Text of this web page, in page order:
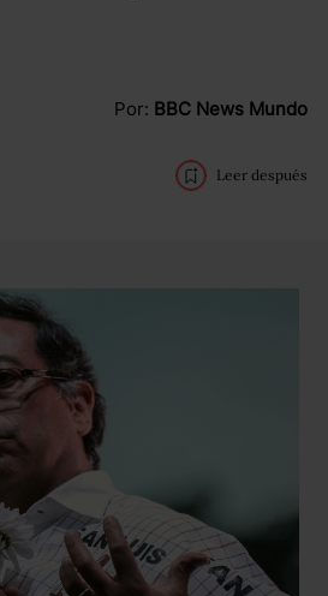
Por: BBC News Mundo
Leer después